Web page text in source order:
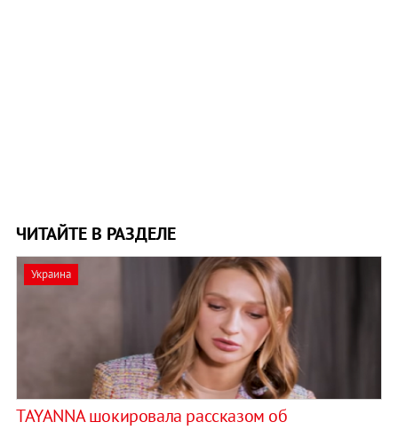
ЧИТАЙТЕ В РАЗДЕЛЕ
Украина
TAYANNA шокировала рассказом об